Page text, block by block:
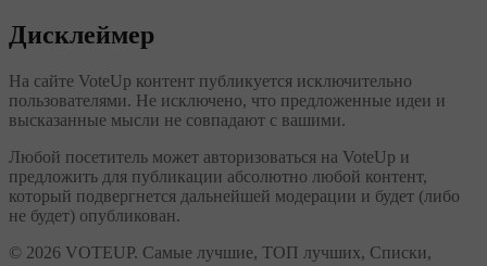
Дисклеймер
На сайте VoteUp контент публикуется исключительно
пользователями. Не исключено, что предложенные идеи и
высказанные мысли не совпадают с вашими.
Любой посетитель может авторизоваться на VoteUp и
предложить для публикации абсолютно любой контент,
который подвергнется дальнейшей модерации и будет (либо
не будет) опубликован.
© 2026 VOTEUP. Самые лучшие, ТОП лучших, Списки,